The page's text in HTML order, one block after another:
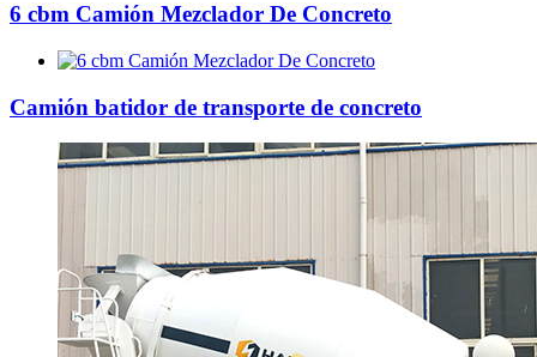
6 cbm Camión Mezclador De Concreto
Camión batidor de transporte de concreto